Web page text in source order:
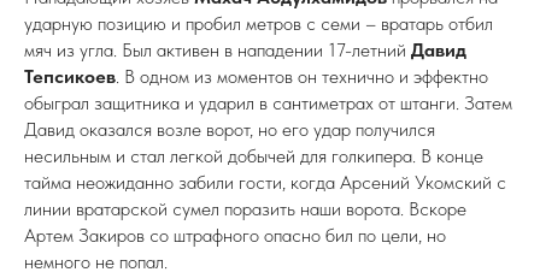
ударную позицию и пробил метров с семи – вратарь отбил
мяч из угла. Был активен в нападении 17-летний Давид
Тепсикоев. В одном из моментов он технично и эффектно
обыграл защитника и ударил в сантиметрах от штанги. Затем
Давид оказался возле ворот, но его удар получился
несильным и стал легкой добычей для голкипера. В конце
тайма неожиданно забили гости, когда Арсений Укомский с
линии вратарской сумел поразить наши ворота. Вскоре
Артем Закиров со штрафного опасно бил по цели, но
немного не попал.